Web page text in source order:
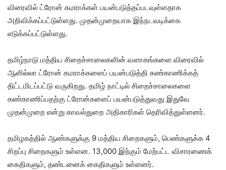
விரைவில் ட்ரோன் கமராக்கள் பயன்படுத்தப்படவுள்ளதாக
அறிவிக்கப்பட்டுள்ளது. முதன்முறையாக இந்நடவடிக்கை
எடுக்கப்பட்டுள்ளது.
தமிழ்நாடு மத்திய சிறைச்சாலைகளின் வளாகங்களை விரைவில்
ஆளில்லா ட்ரோன் கமராக்களைப் பயன்படுத்தி கண்காணிக்கத்
திட்டமிடப்பட்டு வருகிறது. தமிழ் நாட்டில் சிறைச்சாலைகளை
கண்காணிப்பதற்கு ட்ரோன்களைப் பயன்படுத்துவது இதுவே
முதன்முறை என்று காவல்துறை அதிகாரிகள் தெரிவித்துள்ளனர்.
தமிழகத்தில் ஆண்களுக்கு 9 மத்திய சிறைகளும், பெண்களுக்க 4
சிறப்பு சிறைகளும் உள்ளன. 13,000 இற்கும் மேற்பட்ட விசாரணைக்
கைதிகளும், தண்டனைக் கைதிகளும் உள்ளனர்.